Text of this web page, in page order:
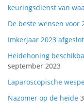
keuringsdienst van
De beste wensen voor
Imkerjaar 2023
Heidehoning
september 2023
Laparoscopische
Nazomer op de heide